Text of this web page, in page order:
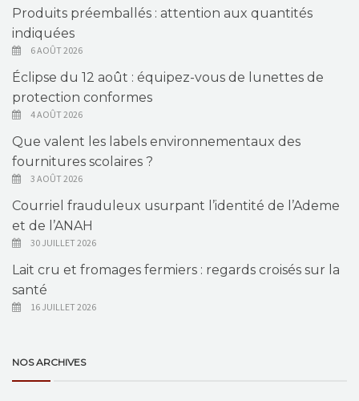
Produits préemballés : attention aux quantités
indiquées
6 AOÛT 2026
Éclipse du 12 août : équipez-vous de lunettes de
protection conformes
4 AOÛT 2026
Que valent les labels environnementaux des
fournitures scolaires ?
3 AOÛT 2026
Courriel frauduleux usurpant l’identité de l’Ademe
et de l’ANAH
30 JUILLET 2026
Lait cru et fromages fermiers : regards croisés sur la
santé
16 JUILLET 2026
NOS ARCHIVES